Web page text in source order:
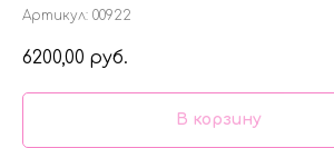
Артикул: 00922
6200,00 руб.
В корзину